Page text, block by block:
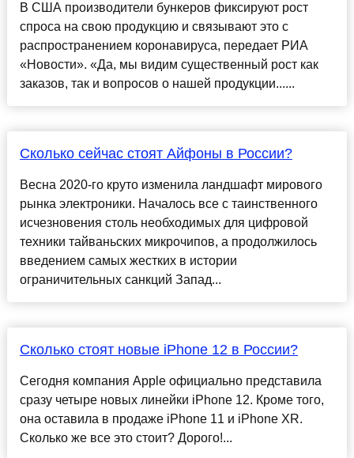
В США производители бункеров фиксируют рост
спроса на свою продукцию и связывают это с
распространением коронавируса, передает РИА
«Новости». «Да, мы видим существенный рост как
заказов, так и вопросов о нашей продукции......
Сколько сейчас стоят Айфоны в России?
Весна 2020-го круто изменила ландшафт мирового
рынка электроники. Началось все с таинственного
исчезновения столь необходимых для цифровой
техники тайваньских микрочипов, а продолжилось
введением самых жестких в истории
ограничительных санкций Запад...
Сколько стоят новые iPhone 12 в России?
Сегодня компания Apple официально представила
сразу четыре новых линейки iPhone 12. Кроме того,
она оставила в продаже iPhone 11 и iPhone XR.
Сколько же все это стоит? Дорого!...